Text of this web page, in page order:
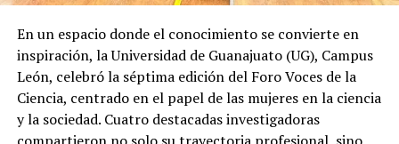
En un espacio donde el conocimiento se convierte en
inspiración, la Universidad de Guanajuato (UG), Campus
León, celebró la séptima edición del Foro Voces de la
Ciencia, centrado en el papel de las mujeres en la ciencia
y la sociedad. Cuatro destacadas investigadoras